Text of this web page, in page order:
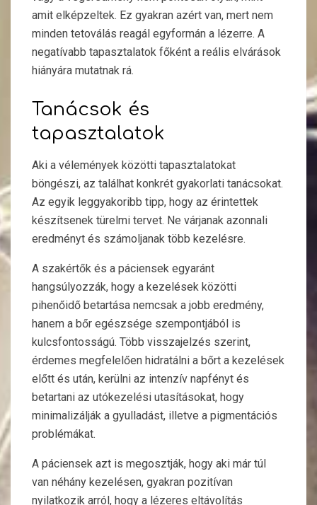
amit elképzeltek. Ez gyakran azért van, mert nem
minden tetoválás reagál egyformán a lézerre. A
negatívabb tapasztalatok főként a reális elvárások
hiányára mutatnak rá.
Tanácsok és
tapasztalatok
Aki a vélemények közötti tapasztalatokat
böngészi, az találhat konkrét gyakorlati tanácsokat.
Az egyik leggyakoribb tipp, hogy az érintettek
készítsenek türelmi tervet. Ne várjanak azonnali
eredményt és számoljanak több kezelésre.
A szakértők és a páciensek egyaránt
hangsúlyozzák, hogy a kezelések közötti
pihenőidő betartása nemcsak a jobb eredmény,
hanem a bőr egészsége szempontjából is
kulcsfontosságú. Több visszajelzés szerint,
érdemes megfelelően hidratálni a bőrt a kezelések
előtt és után, kerülni az intenzív napfényt és
betartani az utókezelési utasításokat, hogy
minimalizálják a gyulladást, illetve a pigmentációs
problémákat.
A páciensek azt is megosztják, hogy aki már túl
van néhány kezelésen, gyakran pozitívan
nyilatkozik arról, hogy a lézeres eltávolítás